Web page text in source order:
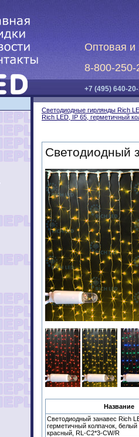
Оптовая и
8-800-250-
+7 (495) 640-
Светодиодные гирлянды Rich
Rich LED, IP 65, герметичный
Светодиодный
Название
Светодиодный занавес Rich
герметичный колпачок, белый
красный, RL-C2*3-CW/R